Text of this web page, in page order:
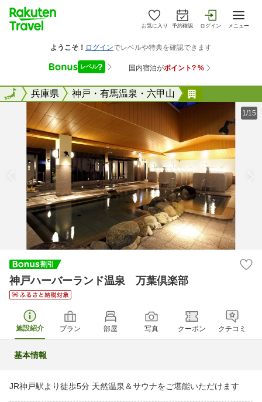
お気に入り 予約確認 ログイン メニュー
全国兵庫県 神戸・有馬温泉・六甲山
全国
1/15
神戸ハーバーランド温泉 万葉倶楽部
施設紹介 プラン 部屋 写真 クーポン クチコミ
基本情報
JR神戸駅より徒歩5分 天然温泉＆サウナをご堪能いただけます